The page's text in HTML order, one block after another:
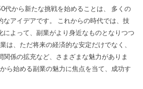
代から新たな挑戦を始めることは、 多くの
なアイデアです。 これからの時代では、技
によって、副業がより身近なものとなりつつ
は、ただ将来の経済的な安定だけでなく、
関係の拡充など、さまざまな魅力がありま
ら始める副業の魅力に焦点を当て、成功す